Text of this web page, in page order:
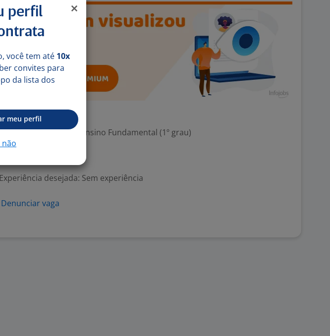
Mínima: Ensino Fundamental (1º grau)
Experiência desejada: Sem experiência
Denunciar vaga
perfil
você tem até 10x
convites para
da lista dos
meu perfil
não